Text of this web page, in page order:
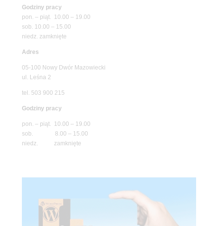
Godziny pracy
pon. – piąt. 10.00 – 19.00
sob. 10.00 – 15.00
niedz. zamknięte
Adres
05-100 Nowy Dwór Mazowiecki
ul. Leśna 2
tel. 503 900 215
Godziny pracy
pon. – piąt. 10.00 – 19.00
sob. 8.00 – 15.00
niedz. zamknięte